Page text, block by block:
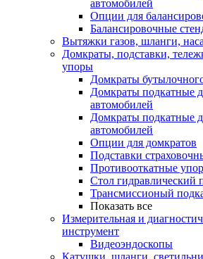
автомобилей
Опции для
Балансировочные
Вытяжки газов, шланги,
Домкраты, подставки,
упоры
Домкраты
Домкраты подкатные
автомобилей
Домкраты подкатные
автомобилей
Опции для домкратов
Подставки
Противооткатные
Стол гидравлический
Трансмиссионый
Показать все
Измерительная и
инструмент
Видеоэндоскопы